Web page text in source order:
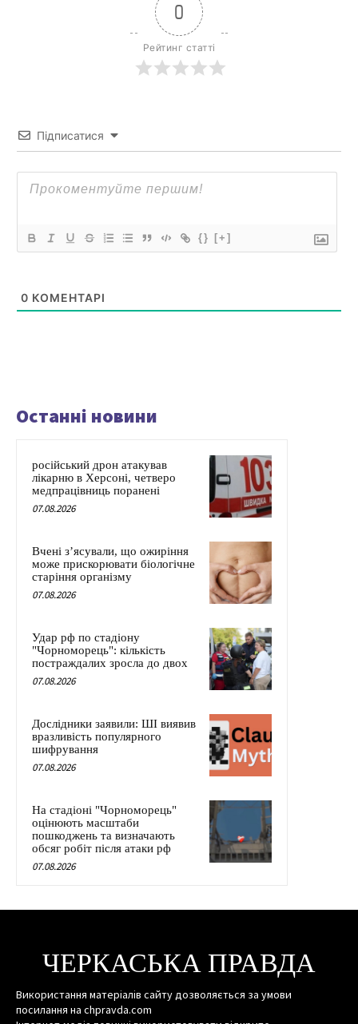
0
Рейтинг статті
Підписатися
{} [+]
0 КОМЕНТАРІ
Останні новини
російський дрон атакував
лікарню в Херсоні, четверо
медпрацівниць поранені
07.08.2026
Вчені з’ясували, що ожиріння
може прискорювати біологічне
старіння організму
07.08.2026
Удар рф по стадіону
"Чорноморець": кількість
постраждалих зросла до двох
07.08.2026
Дослідники заявили: ШІ виявив
вразливість популярного
шифрування
07.08.2026
На стадіоні "Чорноморець"
оцінюють масштаби
пошкоджень та визначають
обсяг робіт після атаки рф
07.08.2026
ЧЕРКАСЬКА ПРАВДА
Використання матеріалів сайту дозволяється за умови
посилання на chpravda.com